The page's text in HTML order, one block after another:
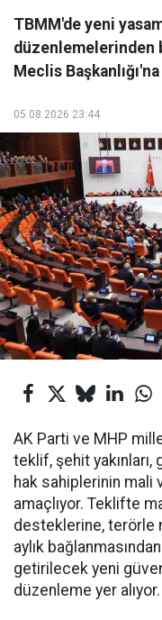
TBMM'de yeni
düzenlemelerinden
Meclis
05.08.2026 23:44
AK Parti ve MHP
teklif, şehit
hak sahiplerinin mali
amaçlıyor. Teklifte
desteklerine, terörle
aylık
getirilecek yeni
düzenleme yer alıyor.